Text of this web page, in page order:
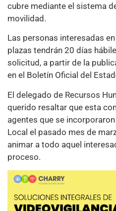
cubre mediante el sistema
movilidad.
Las personas interesadas
plazas tendrán 20 días
solicitud, a partir de la
en el Boletín Oficial del
El delegado de Recursos
querido resaltar que esta
agentes que se
Local el pasado mes de
animar a todo aquel
proceso.